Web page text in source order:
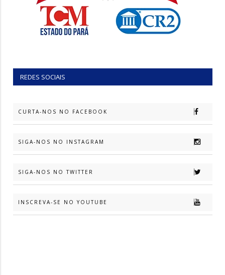
REDES SOCIAIS
CURTA-NOS NO FACEBOOK
SIGA-NOS NO INSTAGRAM
SIGA-NOS NO TWITTER
INSCREVA-SE NO YOUTUBE